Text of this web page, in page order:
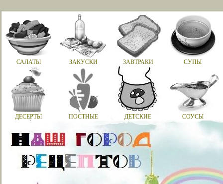
САЛАТЫ ЗАКУСКИ ЗАВТРАКИ СУПЫ
ДЕСЕРТЫ ПОСТНЫЕ ДЕТСКИЕ СОУСЫ